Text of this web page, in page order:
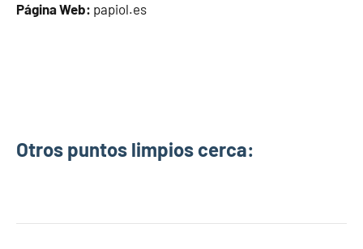
Página Web: papiol.es
Otros puntos limpios cerca: